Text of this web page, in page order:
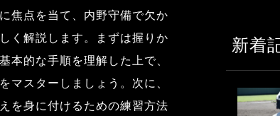
焦点を当て、内野守備で欠か
く解説します。まずは握りか
本的な手順を理解した上で、
マスターしましょう。次に、
を身に付けるための練習方法
新着